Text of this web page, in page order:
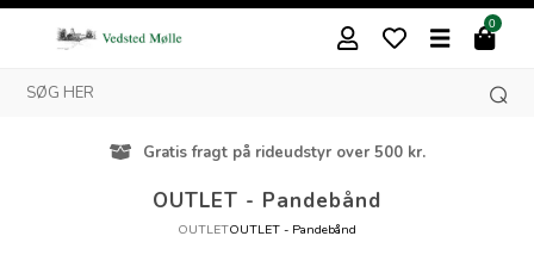
0
Gratis fragt på rideudstyr over 500 kr.
OUTLET - Pandebånd
OUTLETOUTLET - Pandebånd